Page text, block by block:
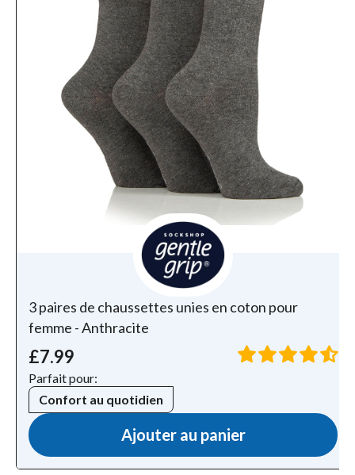
3 paires de chaussettes unies en coton pour
femme - Anthracite
£7.99
Parfait pour:
Confort au quotidien
Ajouter au panier